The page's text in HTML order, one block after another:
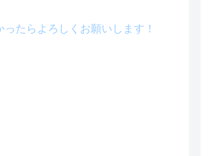
たらよろしくお願いします！